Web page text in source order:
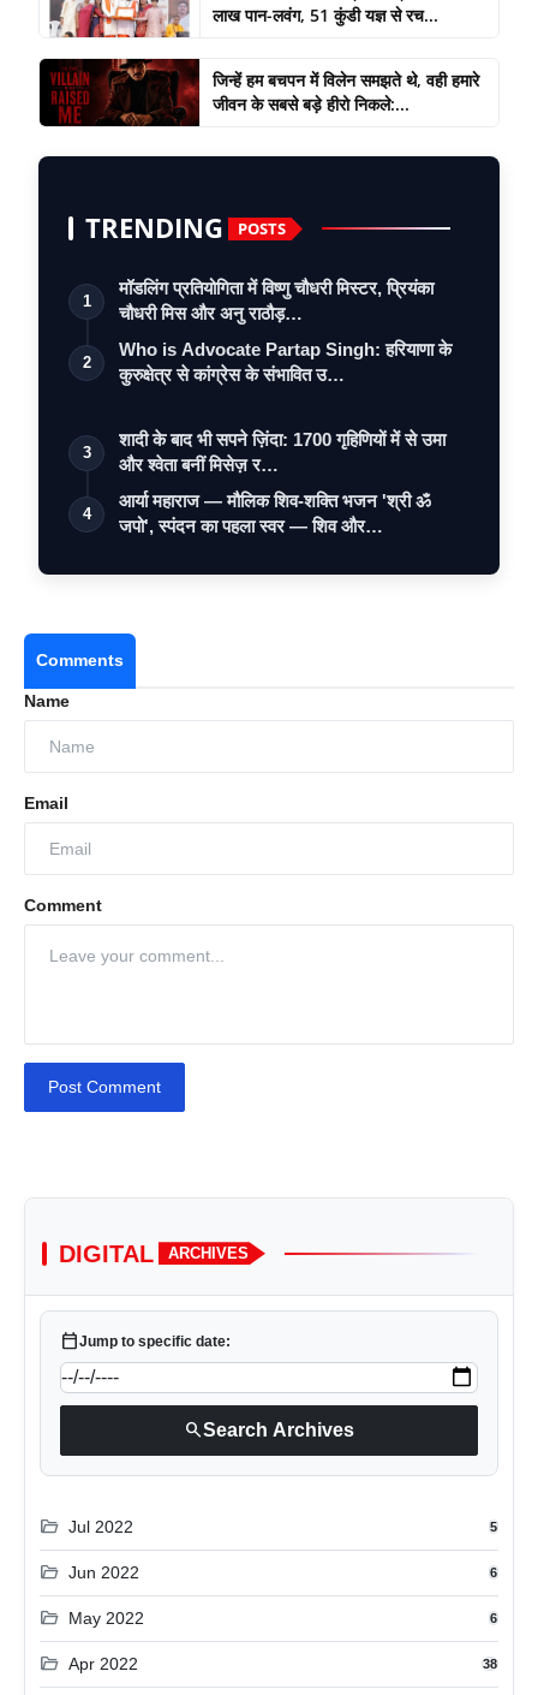
लाख पान-लवंग, 51 कुंडी यज्ञ से रच...
जिन्हें हम बचपन में विलेन समझते थे, वही हमारे
जीवन के सबसे बड़े हीरो निकले:...
TRENDING POSTS
1
मॉडलिंग प्रतियोगिता में विष्णु चौधरी मिस्टर, प्रियंका
चौधरी मिस और अनु राठौड़…
2
Who is Advocate Partap Singh: हरियाणा के
कुरुक्षेत्र से कांग्रेस के संभावित उ…
3
शादी के बाद भी सपने ज़िंदा: 1700 गृहिणियों में से उमा
और श्वेता बनीं मिसेज़ र…
4
आर्या महाराज — मौलिक शिव-शक्ति भजन 'श्री ॐ
जपो', स्पंदन का पहला स्वर — शिव और…
Comments
Name
Email
Comment
Post Comment
DIGITAL ARCHIVES
calendar_todayJump to specific date:
searchSearch Archives
folder_open Jul 2022 5
folder_open Jun 2022 6
folder_open May 2022 6
folder_open Apr 2022 38